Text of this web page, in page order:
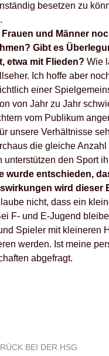
besetzen zu
und Männer
Gibt es
etwa mit Flieden? Wie
Ich hoffe aber
einer
von Jahr zu Jahr
vom Publikum
unsere Verhältnisse
die gleiche
unterstützen den Sport
wurde entschieden,
wird
nicht, dass ein
F- und E-Jugend
Spieler mit kleineren
werden. Ist meine
abgefragt.
BEI DER HSG